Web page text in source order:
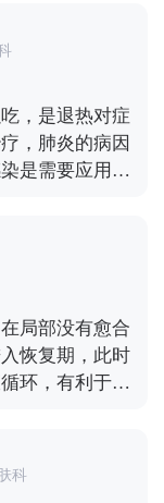
有关，在大气
以人血液里溶
为红细胞携带
所以正常人能
，是退热对症
，肺炎的病因
是需要应用抗
局部没有愈合
恢复期，此时
环，有利于骨
要注意休息，
物，有利于骨
功能性锻炼。
科